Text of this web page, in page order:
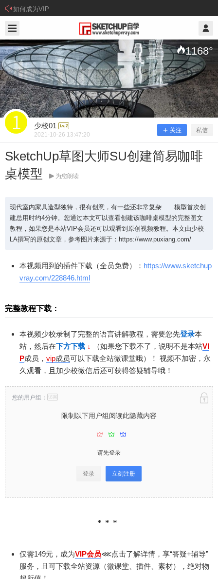
如何成为VIP
1168°
少校01
2021-10-26 13:47:20
关注 私信
SketchUp草图大师SU创建简易咖啡
桌模型
为您朗读
现代室内家具造型独特，很有创意，有一些还非常复杂……模型首次创
建总用时约4分钟。您通过本文可以查看创建该咖啡桌模型的完整图文
教程，如果您是本站VIP会员还可以观看到原创视频教程。本文由少校-
LA撰写的原创文章，参考图片来源于：https://www.puxiang.com/
本视频用到的插件下载（全员免费）： https://www.sketchup
vray.com/228846.html
完整教程下载：
本视频少校录制了完整的语言讲解教程，需要您先登录本
站，然后在下方下载 ↓ （如果您下载不了，说明不是本站VI
P成员， vip成员可以下载全站微课堂哦）！ 视频不加密，永
久观看，且加少校微信后还可获得答疑辅导哦！
限制以下用户组阅读此隐藏内容
请先登录
登录 立刻注册
您的用户组：
仅需149元，成为VIP会员⋘点击了解详情，享“答疑+辅导”
服务，且可下载全站资源（微课堂、插件、素材），绝对物
少校01 @ SketchUp自学
SketchUp草图大师SU创建简易咖啡桌
模型
现代室内家具造型独特，很有创意，有一些还非常
复杂……模型首次创建总用时约4分钟。您通过本文
可以查看创建该咖啡桌模型的完整图文教程，如果
由少校-LA撰写的原创文章，参考图片来源于：http
s://www.puxiang.com/